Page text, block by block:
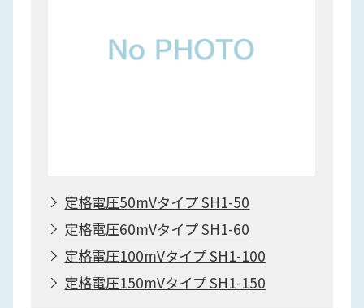
定格電圧50mVタイプ SH1-50
定格電圧60mVタイプ SH1-60
定格電圧100mVタイプ SH1-100
定格電圧150mVタイプ SH1-150